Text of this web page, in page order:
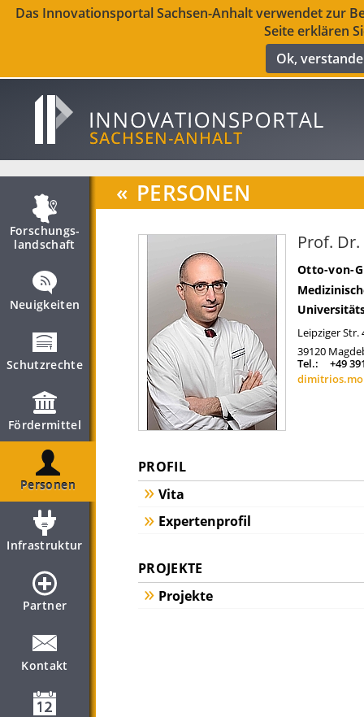
Das Innovationsportal Sachsen-Anhalt verwendet zur
Seite erklären
Ok,
Forschungs­
landschaft
Neuigkeiten
Schutzrechte
Fördermittel
Personen
Infrastruktur
Partner
Kontakt
« PERSONEN
Prof.
Otto-von-
Leipziger Str.
39120
Tel.:
+49
PROFIL
Vita
Expertenprofil
PROJEKTE
Projekte